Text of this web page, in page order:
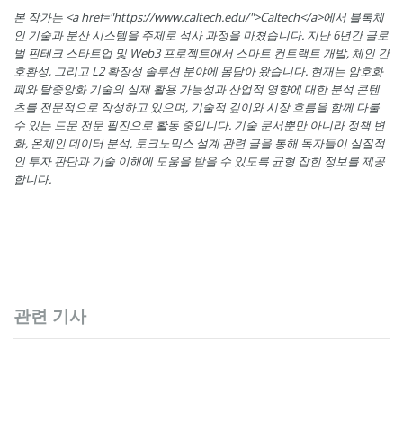
본 작가는 <a href="https://www.caltech.edu/">Caltech</a>에서 블록체
인 기술과 분산 시스템을 주제로 석사 과정을 마쳤습니다. 지난 6년간 글로
벌 핀테크 스타트업 및 Web3 프로젝트에서 스마트 컨트랙트 개발, 체인 간
호환성, 그리고 L2 확장성 솔루션 분야에 몸담아 왔습니다. 현재는 암호화
폐와 탈중앙화 기술의 실제 활용 가능성과 산업적 영향에 대한 분석 콘텐
츠를 전문적으로 작성하고 있으며, 기술적 깊이와 시장 흐름을 함께 다룰
수 있는 드문 전문 필진으로 활동 중입니다. 기술 문서뿐만 아니라 정책 변
화, 온체인 데이터 분석, 토크노믹스 설계 관련 글을 통해 독자들이 실질적
인 투자 판단과 기술 이해에 도움을 받을 수 있도록 균형 잡힌 정보를 제공
합니다.
관련 기사